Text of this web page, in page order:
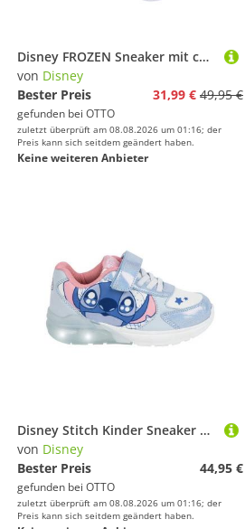
Disney FROZEN Sneaker mit cooler Blinkfunktion
von Disney
Bester Preis
31,99 € 49,95 €
gefunden bei OTTO
zuletzt überprüft am 08.08.2026 um 01:16; der
Preis kann sich seitdem geändert haben.
Keine weiteren Anbieter
Disney Stitch Kinder Sneaker mit Lichteffekt aus Polyurethanleder Sneaker
von Disney
Bester Preis
44,95 €
gefunden bei OTTO
zuletzt überprüft am 08.08.2026 um 01:16; der
Preis kann sich seitdem geändert haben.